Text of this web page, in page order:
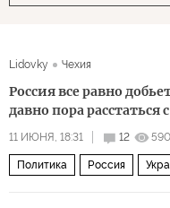
Lidovky Чехия
Россия все равно
давно пора
11 ИЮНЯ, 18:31 12
Политика Россия